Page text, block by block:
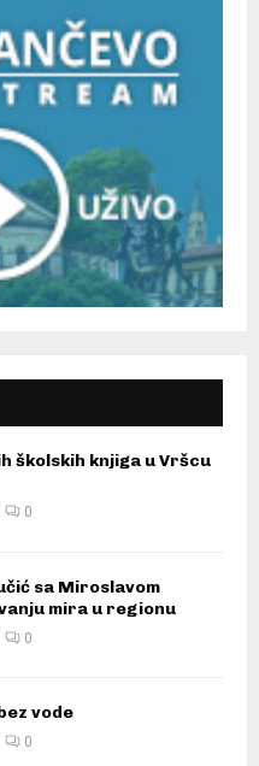
školskih knjiga u Vršcu
0
sa Miroslavom
mira u regionu
0
vode
0